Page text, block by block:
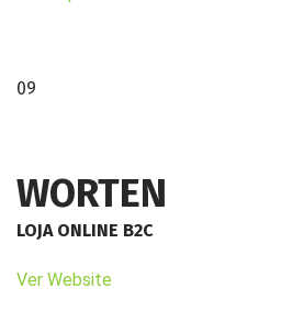
09
WORTEN
LOJA ONLINE B2C
Ver Website